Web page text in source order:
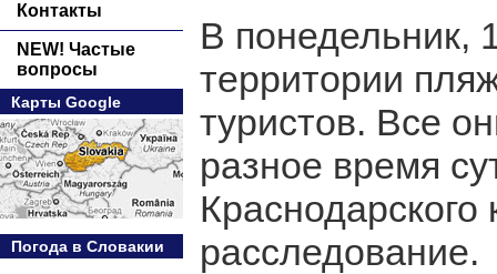
Контакты
NEW! Частые
вопросы
Карты Google
Погода в Словакии
В понедельник,
территории
туристов. Все
разное время
Краснодарского
расследование.